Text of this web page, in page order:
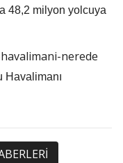
48,2 milyon yolcuya
Havalimanı